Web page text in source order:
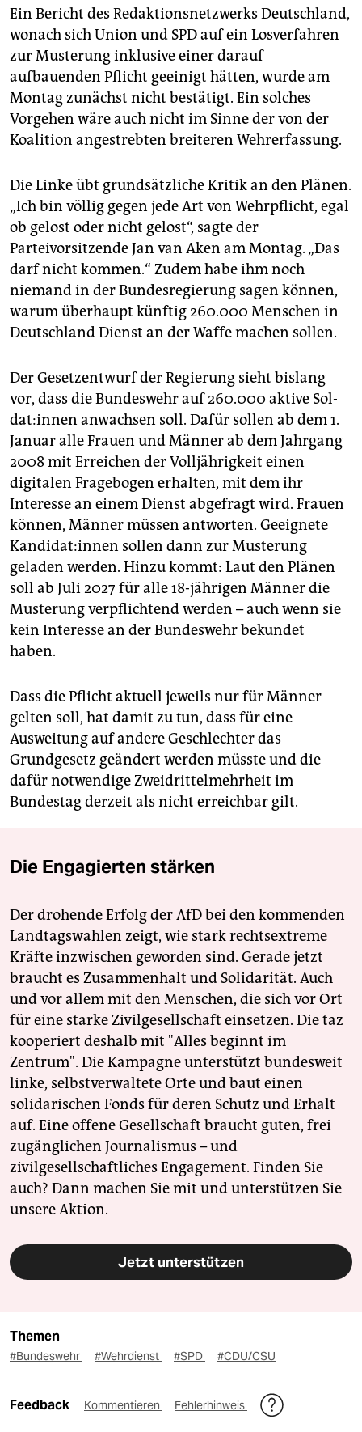
Ein Bericht des Redaktionsnetzwerks Deutschland,
wonach sich Union und SPD auf ein Losverfahren
zur Musterung inklusive einer darauf
aufbauenden Pflicht geeinigt hätten, wurde am
Montag zunächst nicht bestätigt. Ein solches
Vorgehen wäre auch nicht im Sinne der von der
Koalition angestrebten breiteren Wehrerfassung.
Die Linke übt grundsätzliche Kritik an den Plänen.
„Ich bin völlig gegen jede Art von Wehrpflicht, egal
ob gelost oder nicht gelost“, sagte der
Parteivorsitzende Jan van Aken am Montag. „Das
darf nicht kommen.“ Zudem habe ihm noch
niemand in der Bundesregierung sagen können,
warum überhaupt künftig 260.000 Menschen in
Deutschland Dienst an der Waffe machen sollen.
Der Gesetzentwurf der Regierung sieht bislang
vor, dass die Bundeswehr auf 260.000 aktive Sol­
da­t:in­nen anwachsen soll. Dafür sollen ab dem 1.
Januar alle Frauen und Männer ab dem Jahrgang
2008 mit Erreichen der Volljährigkeit einen
digitalen Fragebogen erhalten, mit dem ihr
Interesse an einem Dienst abgefragt wird. Frauen
können, Männer müssen antworten. Geeignete
Kan­di­da­t:in­nen sollen dann zur Musterung
geladen werden. Hinzu kommt: Laut den Plänen
soll ab Juli 2027 für alle 18-jährigen Männer die
Musterung verpflichtend werden – auch wenn sie
kein Interesse an der Bundeswehr bekundet
haben.
Dass die Pflicht aktuell jeweils nur für Männer
gelten soll, hat damit zu tun, dass für eine
Ausweitung auf andere Geschlechter das
Grundgesetz geändert werden müsste und die
dafür notwendige Zweidrittelmehrheit im
Bundestag derzeit als nicht erreichbar gilt.
Die Engagierten stärken
Der drohende Erfolg der AfD bei den kommenden
Landtagswahlen zeigt, wie stark rechtsextreme
Kräfte inzwischen geworden sind. Gerade jetzt
braucht es Zusammenhalt und Solidarität. Auch
und vor allem mit den Menschen, die sich vor Ort
für eine starke Zivilgesellschaft einsetzen. Die taz
kooperiert deshalb mit "Alles beginnt im
Zentrum". Die Kampagne unterstützt bundesweit
linke, selbstverwaltete Orte und baut einen
solidarischen Fonds für deren Schutz und Erhalt
auf. Eine offene Gesellschaft braucht guten, frei
zugänglichen Journalismus – und
zivilgesellschaftliches Engagement. Finden Sie
auch? Dann machen Sie mit und unterstützen Sie
unsere Aktion.
Jetzt unterstützen
Themen
#Bundeswehr #Wehrdienst #SPD #CDU/CSU
Feedback Kommentieren Fehlerhinweis